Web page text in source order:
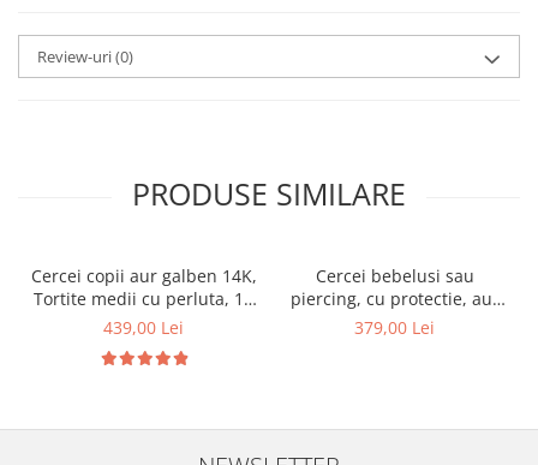
Review-uri(0)
PRODUSE SIMILARE
Cercei copii aur galben 14K,
Tortite medii cu perluta, 10
mm
439,00 Lei
Cercei bebelusi sau
piercing, cu protectie, aur
galben 14K, Rotunzi cu opal
379,00 Lei